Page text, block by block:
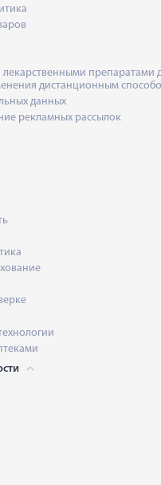
лекарственными препаратами
дистанционным
данных
рекламных рассылок